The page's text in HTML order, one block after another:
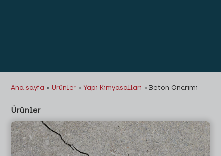
Ana sayfa »Ürünler » Yapı Kimyasalları » Beton Onarımı
Ürünler